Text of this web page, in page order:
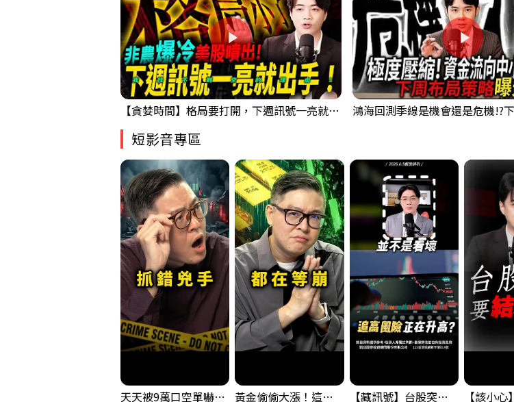
【貪婪時間】格局要打開，下週訊號一亮就出手！我不說的話還真一堆人不知道！｜錢進大趨勢 Mr.智霖 陳 2026/08/08
短影音專區
天天被9萬口空單嚇，其實你盯錯地方了｜Mr.Jimmy高志銘 #台股 #外資期貨 #融資 黃金偷偷大漲！這才是決定台股生死的「真風向球」！｜Mr.Jimmy高志銘 #黃金 #美元指數 #聯準會 【藏訊號】台股突破季線，週一我提醒了這個關鍵訊號